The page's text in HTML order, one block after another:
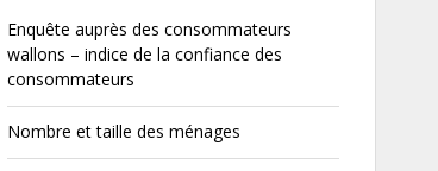
Enquête auprès des consommateurs
wallons – indice de la confiance des
consommateurs
Nombre et taille des ménages